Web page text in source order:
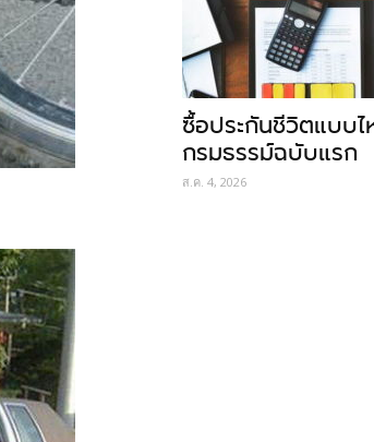
ซื้อประกันชีวิตแบบ
กรมธรรม์ฉบับแรก
ส.ค. 4, 2026